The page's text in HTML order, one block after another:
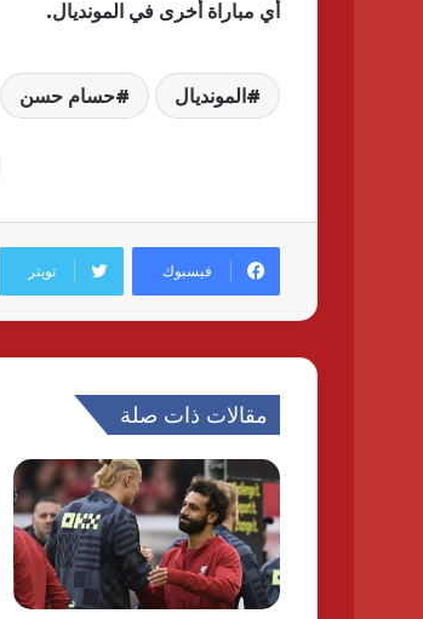
أي مباراة أخرى في المونديال.
المونديال حسام حسن
فيسبوك تويتر
مقالات ذات صلة